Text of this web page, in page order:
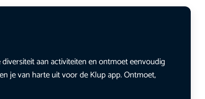
aan activiteiten en ontmoet eenvoudig
je van harte uit voor de Klup app. Ontmoet,